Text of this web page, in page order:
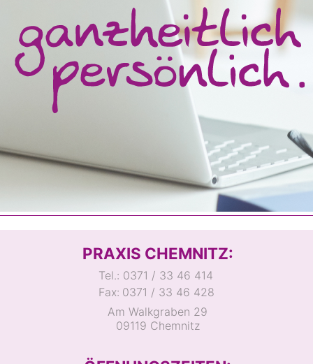
PRAXIS CHEMNITZ:
Tel.: 0371 / 33 46 414
Fax: 0371 / 33 46 428
Am Walkgraben 29
09119 Chemnitz